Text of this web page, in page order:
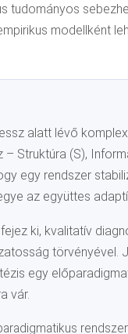
tudományos
modellként
alatt lévő
Struktúra (S),
egy rendszer
az együttes
ki, kvalitatív
törvényével.
egy
vár.